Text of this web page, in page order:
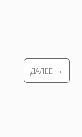
ДАЛЕЕ →